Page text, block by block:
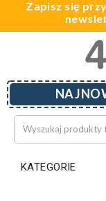
Zapisz się
KATEGORIE